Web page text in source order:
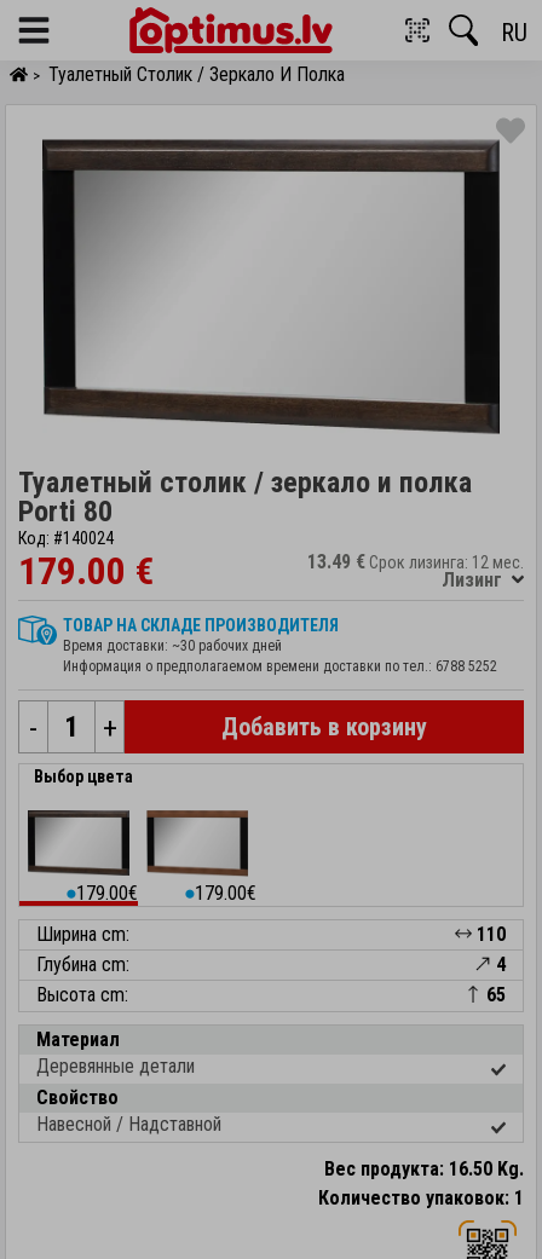
Menu RU
> Туалетный Столик / Зеркало И Полка
Туалетный столик / зеркало и полка
Porti 80
Код: #140024
179.00 € 13.49 € Срок лизинга: 12 мес.
Лизинг
ТОВАР НА СКЛАДЕ ПРОИЗВОДИТЕЛЯ
Время доставки: ~30 рабочих дней
Информация о предполагаемом времени доставки по тел.: 6788 5252
- + Добавить в корзину
Выбор цвета
⬤179.00€ ⬤179.00€
Ширина cm:
110
Глубина cm:
4
Высота cm:
65
Материал
Деревянные детали
Свойство
Навесной / Надставной
Вес продукта: 16.50 Kg.
Количество упаковок: 1